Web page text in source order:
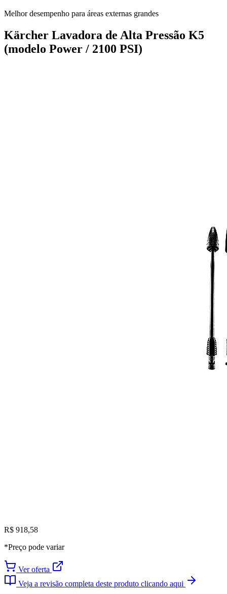
Melhor desempenho para áreas externas grandes
Kärcher Lavadora de Alta Pressão K5
(modelo Power / 2100 PSI)
R$ 918,58
*Preço pode variar
Ver oferta
Veja a revisão completa deste produto clicando aqui